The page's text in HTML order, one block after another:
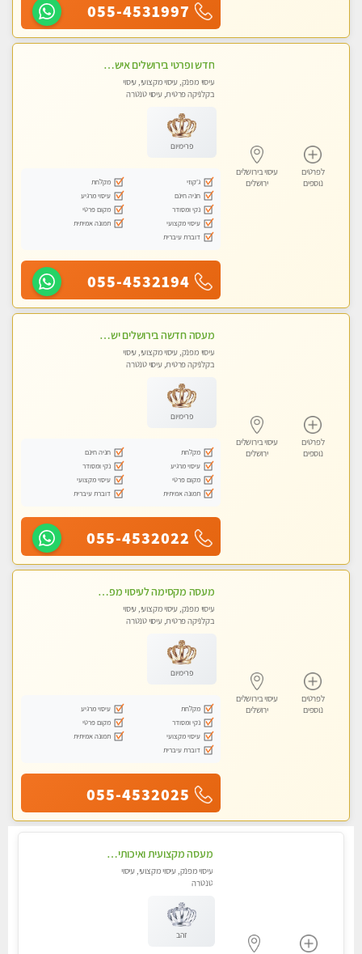
055-4531997
לפרטים
נוספים
עיסוי בירושלים
ירושלים
חדש ופרטי בירושלים אישה יפה מקבלת בסוויטה פרטית v.i.p למגוון טיפולי מגע מפנקים המשאירים טעם של עוד !
עיסוי מפנק, עיסוי מקצועי, עיסוי
בקלניקה פרטית, עיסוי טנטרה
פרימיום
ג'קוזי
מקלחת
חניה חינם
עיסוי מרגיע
נקי ומסודר
מקום פרטי
עיסוי מקצועי
תמונה אמיתית
דוברת עיברית
055-4532194
לפרטים
נוספים
עיסוי בירושלים
ירושלים
מעסה חדשה בירושלים ישראלית צעירה ואיכותית לעיסוי מרגיע ומפנק VIP-מומלץ לחלוטין! פרטי! ​​​​​​ Highly recommended
עיסוי מפנק, עיסוי מקצועי, עיסוי
בקלניקה פרטית, עיסוי טנטרה
פרימיום
מקלחת
חניה חינם
עיסוי מרגיע
נקי ומסודר
מקום פרטי
עיסוי מקצועי
תמונה אמיתית
דוברת עיברית
055-4532022
לפרטים
נוספים
עיסוי בירושלים
ירושלים
מעסה מקסימה לעיסוי מפנק בכל הגוף , משחרר לחצים , מרפה את השרירים , להנאה מובטחת צלצל עכשיו....גלינה ירושלים טל - 050-2228793
עיסוי מפנק, עיסוי מקצועי, עיסוי
בקלניקה פרטית, עיסוי טנטרה
פרימיום
מקלחת
עיסוי מרגיע
נקי ומסודר
מקום פרטי
עיסוי מקצועי
תמונה אמיתית
דוברת עיברית
055-4532025
מעסה מקצועית ואיכותית-ללא מין !!
עיסוי מפנק, עיסוי מקצועי, עיסוי
טנטרה
זהב